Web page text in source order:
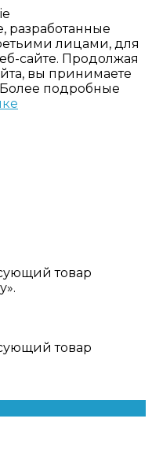
разработанные
лицами, для
сайте. Продолжая
вы принимаете
подробные
товар
товар